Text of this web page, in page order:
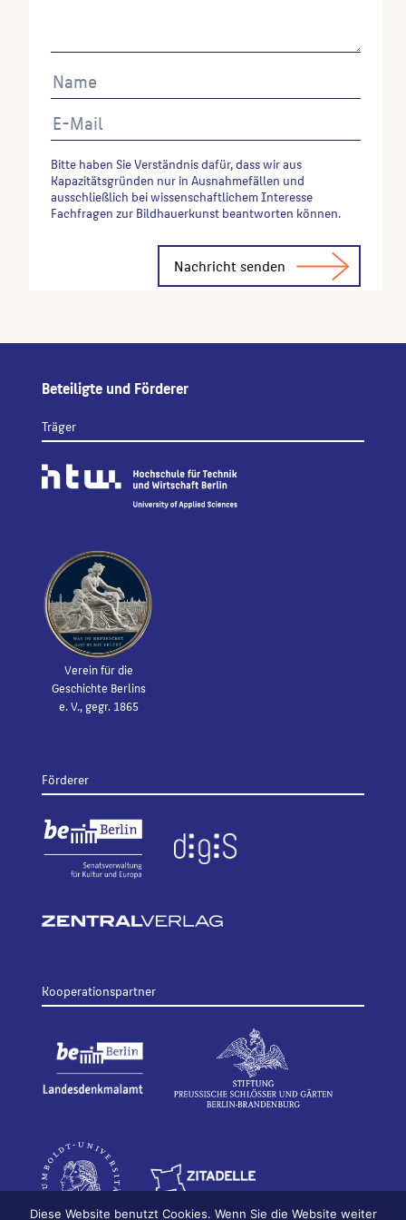
Bitte haben Sie Verständnis dafür, dass wir aus
Kapazitätsgründen nur in Ausnahmefällen und
ausschließlich bei wissenschaftlichem Interesse
Fachfragen zur Bildhauerkunst beantworten können.
Beteiligte und Förderer
Träger
Verein für die
Geschichte Berlins
e. V., gegr. 1865
Förderer
Kooperationspartner
Diese Website benutzt Cookies. Wenn Sie die Website weiter